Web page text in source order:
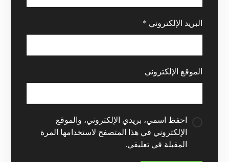
البريد الإلكتروني *
الموقع الإلكتروني
احفظ اسمي، بريدي الإلكتروني، والموقع
الإلكتروني في هذا المتصفح لاستخدامها المرة
المقبلة في تعليقي.